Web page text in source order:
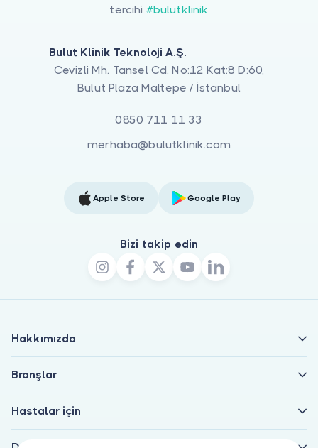
tercihi #bulutklinik
Bulut Klinik Teknoloji A.Ş.
Cevizli Mh. Tansel Cd. No:12 Kat:8 D:60,
Bulut Plaza Maltepe / İstanbul
0850 711 11 33
merhaba@bulutklinik.com
Apple Store Google Play
Bizi takip edin
Hakkımızda
Branşlar
Hastalar için